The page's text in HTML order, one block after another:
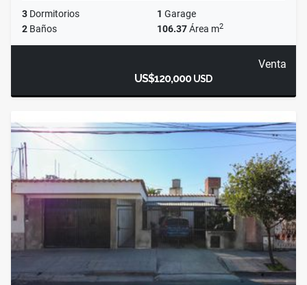
3 Dormitorios 1 Garage
2 Baños 106.37Área m2
Venta
US$120,000USD